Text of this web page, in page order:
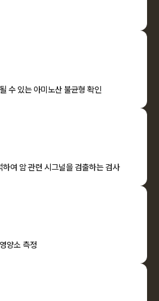
수 있는 아미노산 불균형 확인
여 암 관련 시그널을 검출하는 검사
양소 측정